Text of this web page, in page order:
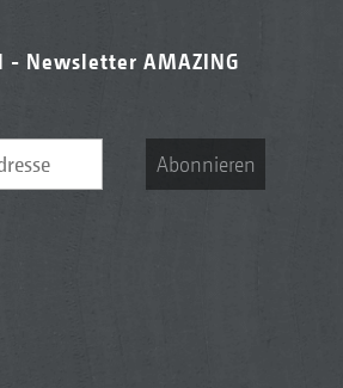
Newsletter AMAZING
Abonnieren